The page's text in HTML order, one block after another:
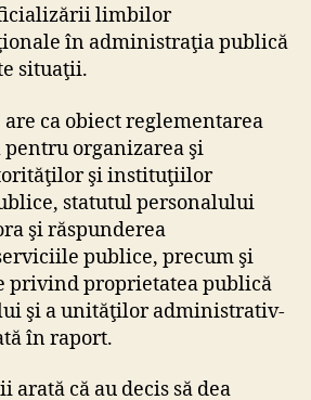
limbilor
în administraţia publică
situaţii.
ca obiect reglementarea
organizarea şi
şi instituţiilor
statutul personalului
şi răspunderea
publice, precum şi
privind proprietatea publică
şi a unităţilor administrativ-
în raport.
arată că au decis să dea